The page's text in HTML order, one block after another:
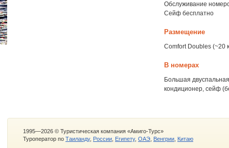
Обслуживание
Сейф бесплатно
Размещение
Comfort Doubles (~20
В номерах
Большая
кондиционер, сейф
1995—2026 © Туристическая компания «Амиго-Турс»
Туроператор по Таиланду, России Египету, ОАЭ Венгрии Китаю